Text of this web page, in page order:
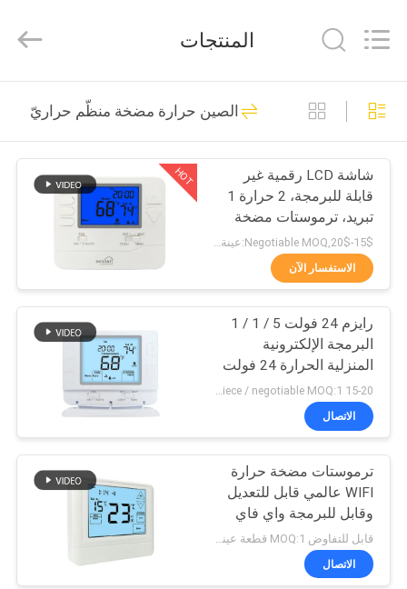
بيت
منتجات
عرض
الواقع
الافتراضي
معلومات
جولة
في
المعمل
رقابة
جودة
Limited.
ترموستات الغرفة
الرقمية
229
غرفة سلكية
ترموستات
199
لاسلكيّ غرفة منظّم
حراريّ
196
المنتجات
الصين حرارة مضخة منظّم حراريّ
HOT
شاشة LCD رقمية غير
قابلة للبرمجة، 2 حرارة 1
تبريد، ترموستات مضخة
حرارة
15$-20$,Negotiable MOQ:عينة 1 قطعة / قابلة للتفاوض
الاستفسار الآن
رايزم 24 فولت 5 / 1 / 1
البرمجة الإلكترونية
المنزلية الحرارة 24 فولت
مع التحكم في درجة
الحرارة
الاتصال
ترموستات مضخة حرارة
WIFI عالمي قابل للتعديل
وقابل للبرمجة واي فاي
غاز / كهربائي رقمي لغرفة
النوم
الاتصال